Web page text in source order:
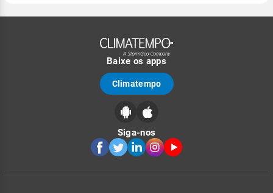
Baixe os apps
Climatempo
Siga-nos